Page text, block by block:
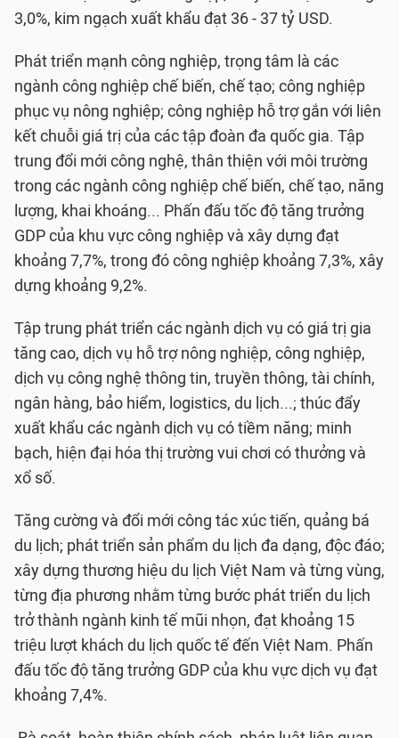
3,0%, kim ngạch xuất khẩu đạt 36 - 37 tỷ USD.
Phát triển mạnh công nghiệp, trọng tâm là các
ngành công nghiệp chế biến, chế tạo; công nghiệp
phục vụ nông nghiệp; công nghiệp hỗ trợ gắn với liên
kết chuỗi giá trị của các tập đoàn đa quốc gia. Tập
trung đổi mới công nghệ, thân thiện với môi trường
trong các ngành công nghiệp chế biến, chế tạo, năng
lượng, khai khoáng... Phấn đấu tốc độ tăng trưởng
GDP của khu vực công nghiệp và xây dựng đạt
khoảng 7,7%, trong đó công nghiệp khoảng 7,3%, xây
dựng khoảng 9,2%.
Tập trung phát triển các ngành dịch vụ có giá trị gia
tăng cao, dịch vụ hỗ trợ nông nghiệp, công nghiệp,
dịch vụ công nghệ thông tin, truyền thông, tài chính,
ngân hàng, bảo hiểm, logistics, du lịch...; thúc đẩy
xuất khẩu các ngành dịch vụ có tiềm năng; minh
bạch, hiện đại hóa thị trường vui chơi có thưởng và
xổ số.
Tăng cường và đổi mới công tác xúc tiến, quảng bá
du lịch; phát triển sản phẩm du lịch đa dạng, độc đáo;
xây dựng thương hiệu du lịch Việt Nam và từng vùng,
từng địa phương nhằm từng bước phát triển du lịch
trở thành ngành kinh tế mũi nhọn, đạt khoảng 15
triệu lượt khách du lịch quốc tế đến Việt Nam. Phấn
đấu tốc độ tăng trưởng GDP của khu vực dịch vụ đạt
khoảng 7,4%.